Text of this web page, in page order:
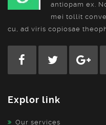
antiopam ex.
mei tollit
cu, ad viris copiosae
Explor link
Our services